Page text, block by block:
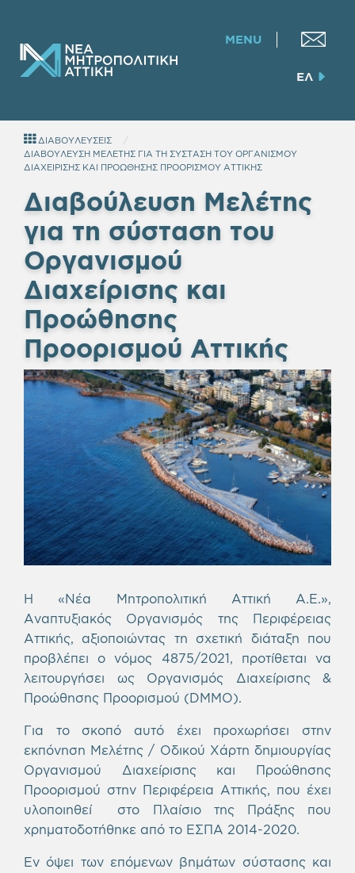
MENU
ΕΛ
ΔΙΑΒΟΥΛΕΥΣΕΙΣ
ΔΙΑΒΟΥΛΕΥΣΗ ΜΕΛΕΤΗΣ ΓΙΑ ΤΗ ΣΥΣΤΑΣΗ ΤΟΥ ΟΡΓΑΝΙΣΜΟΥ
ΔΙΑΧΕΙΡΙΣΗΣ ΚΑΙ ΠΡΟΩΘΗΣΗΣ ΠΡΟΟΡΙΣΜΟΥ ΑΤΤΙΚΗΣ
Διαβούλευση Μελέτης
για τη σύσταση του
Οργανισμού
Διαχείρισης και
Προώθησης
Προορισμού Αττικής
Η «Νέα Μητροπολιτική Αττική Α.Ε.»,
Αναπτυξιακός Οργανισμός της Περιφέρειας
Αττικής, αξιοποιώντας τη σχετική διάταξη που
προβλέπει ο νόμος 4875/2021, προτίθεται να
λειτουργήσει ως Οργανισμός Διαχείρισης &
Προώθησης Προορισμού (DMΜO).
Για το σκοπό αυτό έχει προχωρήσει στην
εκπόνηση Μελέτης / Οδικού Χάρτη δημιουργίας
Οργανισμού Διαχείρισης και Προώθησης
Προορισμού στην Περιφέρεια Αττικής, που έχει
υλοποιηθεί στο Πλαίσιο της Πράξης που
χρηματοδοτήθηκε από το ΕΣΠΑ 2014-2020.
Εν όψει των επόμενων βημάτων σύστασης και